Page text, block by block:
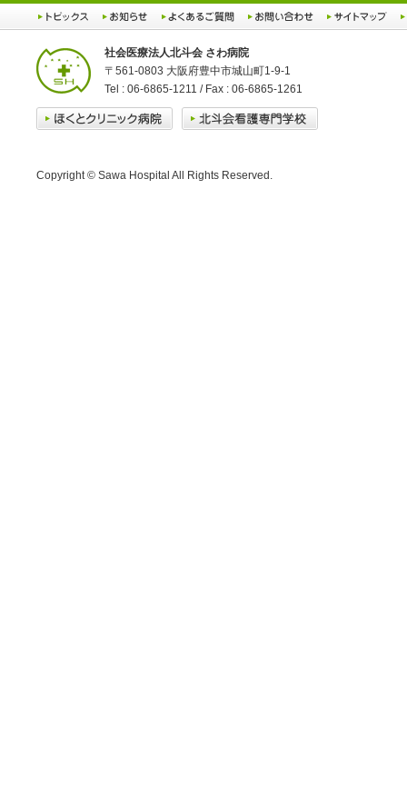
社会医療法人北斗会 さわ病院
〒561-0803 大阪府豊中市城山町1-9-1
Tel : 06-6865-1211 / Fax : 06-6865-1261
Copyright © Sawa Hospital All Rights Reserved.